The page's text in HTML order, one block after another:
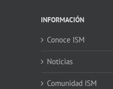
INFORMACIÓN
Conoce ISM
Noticias
Comunidad ISM